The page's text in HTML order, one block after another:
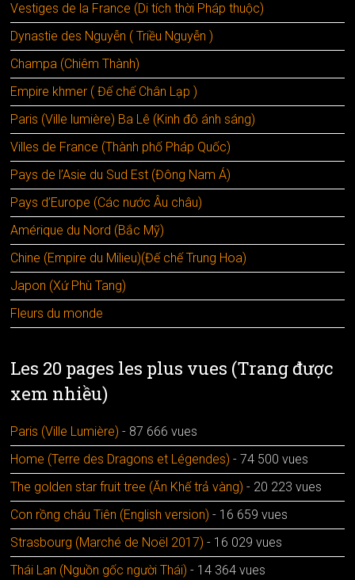
Vestiges de la France (Di tích thời Pháp thuộc)
Dynastie des Nguyễn ( Triều Nguyễn )
Champa (Chiêm Thành)
Empire khmer ( Đế chế Chân Lạp )
Paris (Ville lumière) Ba Lê (Kinh đô ánh sáng)
Villes de France (Thành phố Pháp Quốc)
Pays de l’Asie du Sud Est (Đông Nam Á)
Pays d’Europe (Các nước Âu châu)
Amérique du Nord (Bắc Mỹ)
Chine (Empire du Milieu)(Đế chế Trung Hoa)
Japon (Xứ Phù Tang)
Fleurs du monde
Les 20 pages les plus vues (Trang được
xem nhiều)
Paris (Ville Lumière) - 87 666 vues
Home (Terre des Dragons et Légendes) - 74 500 vues
The golden star fruit tree (Ăn Khế trả vàng) - 20 223 vues
Con rồng cháu Tiên (English version) - 16 659 vues
Strasbourg (Marché de Noël 2017) - 16 029 vues
Thái Lan (Nguồn gốc người Thái) - 14 364 vues